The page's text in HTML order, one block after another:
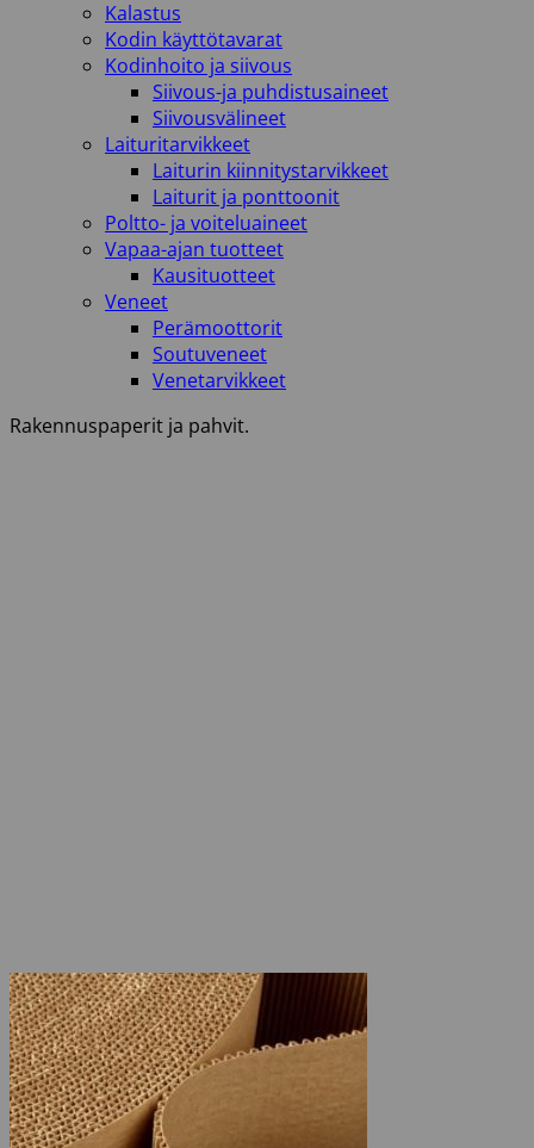
Kalastus
Kodin käyttötavarat
Kodinhoito ja siivous
Siivous-ja puhdistusaineet
Siivousvälineet
Laituritarvikkeet
Laiturin kiinnitystarvikkeet
Laiturit ja ponttoonit
Poltto- ja voiteluaineet
Vapaa-ajan tuotteet
Kausituotteet
Veneet
Perämoottorit
Soutuveneet
Venetarvikkeet
Rakennuspaperit ja pahvit.